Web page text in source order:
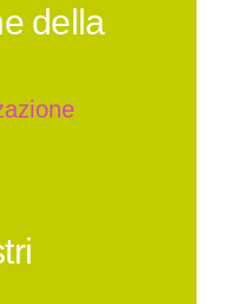
della